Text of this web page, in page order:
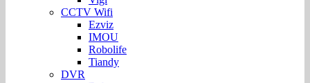
CCTV Wifi
Ezviz
IMOU
Robolife
Tiandy
DVR